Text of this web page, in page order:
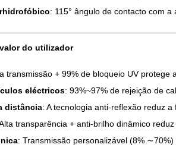
: 115° ângulo de contacto com
do utilizador
transmissão + 99% de bloqueio UV
eléctricos: 93%~97% de rejeição de
distância: A tecnologia anti-reflexão reduz
transparência + anti-brilho dinâmico
: Transmissão personalizável (8%